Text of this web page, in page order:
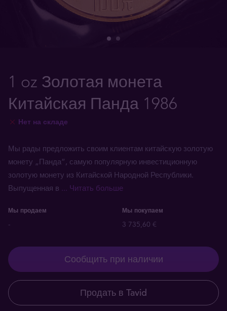
1 oz Золотая монета
Китайская Панда 1986
Нет на складе
Мы рады предложить своим клиентам китайскую золотую
монету „Панда”, самую популярную инвестиционную
золотую монету из Китайской Народной Республики.
Выпущенная в ... Читать больше
Мы продаем Мы покупаем
- 3 735,60 €
Сообщить при наличии
Продать в Tavid